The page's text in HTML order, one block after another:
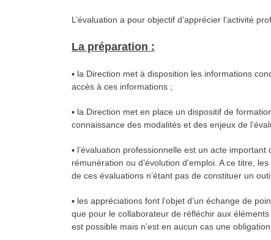
L’évaluation a pour objectif d’apprécier l‘activité
La préparation :
▪ la Direction met à disposition les informations
accès à ces informations ;
▪ la Direction met en place un dispositif de
connaissance des modalités et des enjeux de
▪ l’évaluation professionnelle est un acte
rémunération ou d’évolution d’emploi. A ce titre,
de ces évaluations n’étant pas de constituer un
▪ les appréciations font l’objet d’un échange de
que pour le collaborateur de réfléchir aux éléments
est possible mais n’est en aucun cas une